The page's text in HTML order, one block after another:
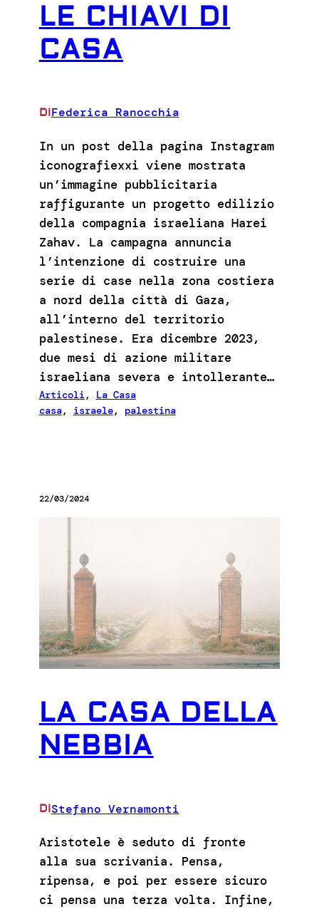
LE CHIAVI DI
CASA
DIFederica Ranocchia
In un post della pagina Instagram
iconografiexxi viene mostrata
un’immagine pubblicitaria
raffigurante un progetto edilizio
della compagnia israeliana Harei
Zahav. La campagna annuncia
l’intenzione di costruire una
serie di case nella zona costiera
a nord della città di Gaza,
all’interno del territorio
palestinese. Era dicembre 2023,
due mesi di azione militare
israeliana severa e intollerante…
Articoli , La Casa
casa, israele, palestina
22/03/2024
LA CASA DELLA
NEBBIA
DIStefano Vernamonti
Aristotele è seduto di fronte
alla sua scrivania. Pensa,
ripensa, e poi per essere sicuro
ci pensa una terza volta. Infine,